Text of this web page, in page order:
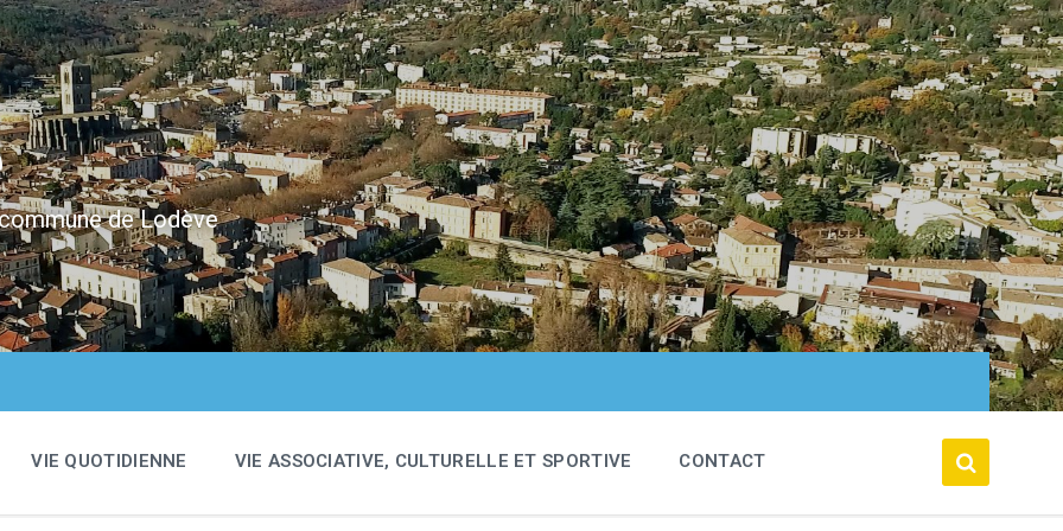
de Lodève
VIE QUOTIDIENNE VIE ASSOCIATIVE, CULTURELLE ET SPORTIVE CONTACT